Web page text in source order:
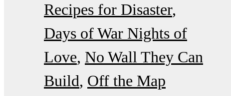
Recipes for Disaster
Days of War Nights of
Love No Wall They Can
Build Off the Map